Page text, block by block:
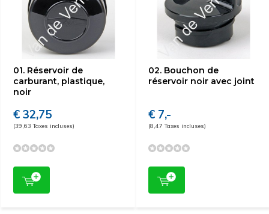
01. Réservoir de
carburant, plastique,
noir
€ 32,75
(39,63 Taxes incluses)
02. Bouchon de
réservoir noir avec joint
€ 7,-
(8,47 Taxes incluses)